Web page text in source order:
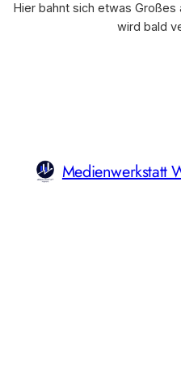
Hier bahnt sich etwas Großes
wird bald
Medienwerkstatt